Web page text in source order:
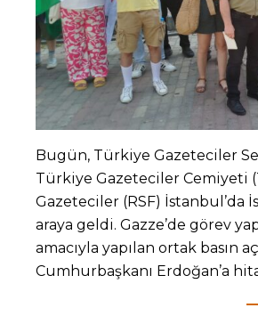
Bugün, Türkiye Gazeteciler
Türkiye Gazeteciler Cemiyeti
Gazeteciler (RSF)
araya geldi. Gazze’de görev
amacıyla yapılan ortak basın
Cumhurbaşkanı Erdoğan’a